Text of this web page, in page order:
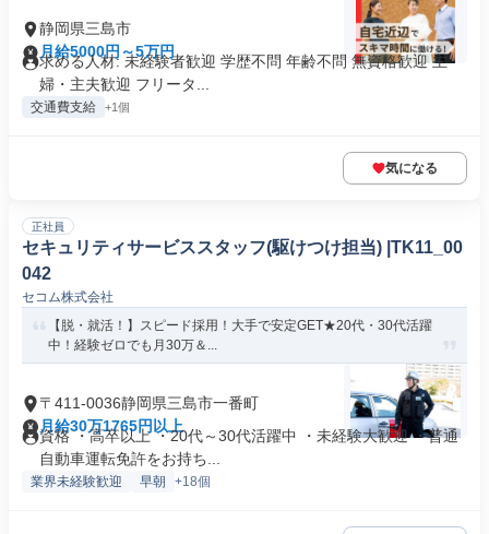
静岡県三島市
月給5000円～5万円
求める人材: 未経験者歓迎 学歴不問 年齢不問 無資格歓迎 主
婦・主夫歓迎 フリータ...
交通費支給 +1個
気になる
正社員
セキュリティサービススタッフ(駆けつけ担当) |TK11_00
042
セコム株式会社
【脱・就活！】スピード採用！大手で安定GET★20代・30代活躍
中！経験ゼロでも月30万＆...
〒411-0036静岡県三島市一番町
月給30万1765円以上
資格 ・高卒以上 ・20代～30代活躍中 ・未経験大歓迎 ・普通
自動車運転免許をお持ち...
業界未経験歓迎 早朝 +18個